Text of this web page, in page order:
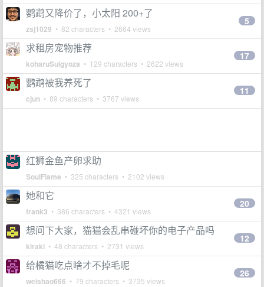
鹦鹉又降价了，小太阳 200+了
zsj1029 • 82 characters • 2664 views
5
求租房宠物推荐
koharuSuigyoza • 129 characters • 2622 views
17
鹦鹉被我养死了
cjun • 89 characters • 3767 views
11
红狮金鱼产卵求助
SoulFlame • 325 characters • 2102 views
她和它
frank3 • 386 characters • 4321 views
20
想问下大家，猫猫会乱串碰坏你的电子产品吗
kiraki • 48 characters • 2731 views
12
给橘猫吃点啥才不掉毛呢
weishao666 • 79 characters • 3735 views
26